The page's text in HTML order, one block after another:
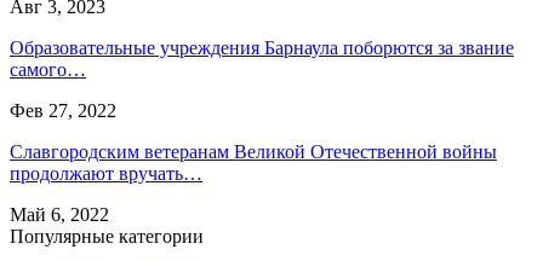
Авг 3, 2023
Образовательные учреждения Барнаула поборются за звание
самого…
Фев 27, 2022
Славгородским ветеранам Великой Отечественной войны
продолжают вручать…
Май 6, 2022
Популярные категории